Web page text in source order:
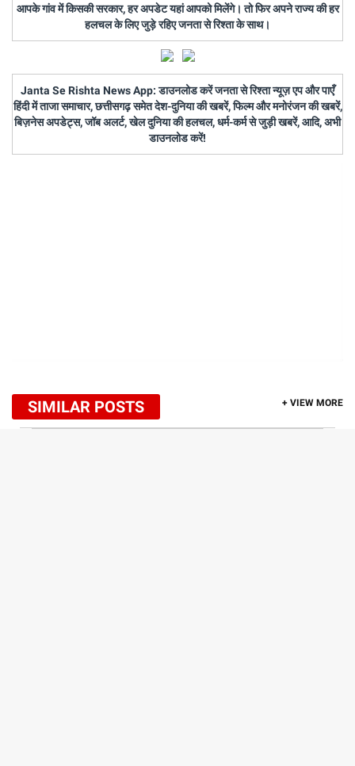
आपके गांव में किसकी सरकार, हर अपडेट यहां आपको मिलेंगे। तो फिर अपने राज्य की हर
हलचल के लिए जुड़े रहिए जनता से रिश्ता के साथ।
Janta Se Rishta News App: डाउनलोड करें जनता से रिश्ता न्यूज़ एप और पाएँ
हिंदी में ताजा समाचार, छत्तीसगढ़ समेत देश-दुनिया की खबरें, फिल्म और मनोरंजन की खबरें,
बिज़नेस अपडेट्स, जॉब अलर्ट, खेल दुनिया की हलचल, धर्म-कर्म से जुड़ी खबरें, आदि, अभी
डाउनलोड करें!
SIMILAR POSTS + VIEW MORE